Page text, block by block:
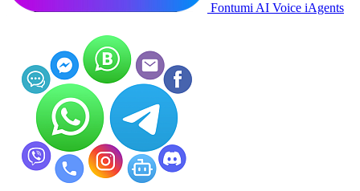
Fontumi AI Voice iAgents